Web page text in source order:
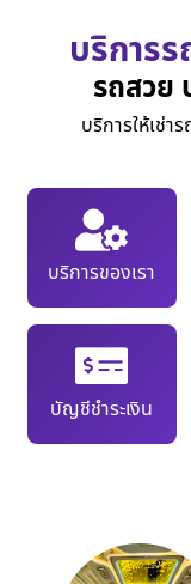
บริการ
รถสวย
บริการให้เช่
บริการของเรา
บัญชีชำระเงิน